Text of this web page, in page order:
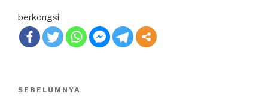
berkongsi
Post
Previous
SEBELUMNYA